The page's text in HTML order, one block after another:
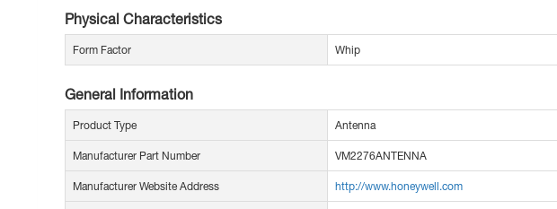
Physical Characteristics
Form Factor Whip
General Information
Product Type Antenna
Manufacturer Part Number VM2276ANTENNA
Manufacturer Website Address http://www.honeywell.com